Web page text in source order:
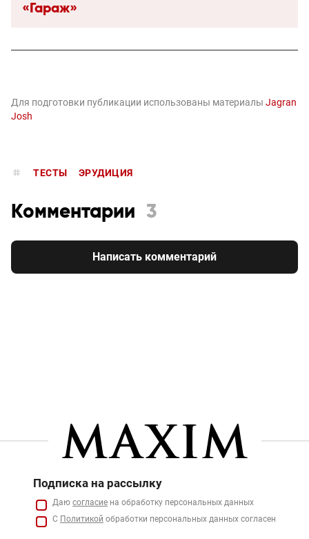
«Гараж»
Для подготовки публикации использованы материалы Jagran
Josh
ТЕСТЫ ЭРУДИЦИЯ
Комментарии 3
Написать комментарий
Подписка на рассылку
Даю согласие на обработку персональных данных
С Политикой обработки персональных данных согласен